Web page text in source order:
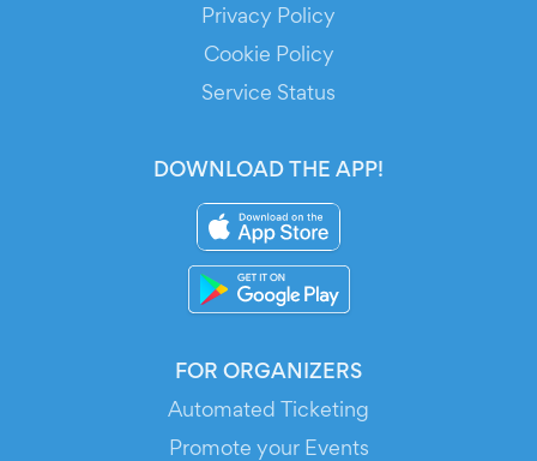
FOR ORGANIZERS
Automated Ticketing
Promote your Events
Privacy Policy
Cookie Policy
Service Status
DOWNLOAD THE APP!